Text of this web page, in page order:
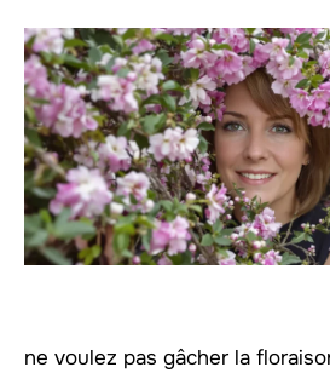
ne voulez pas gâcher la